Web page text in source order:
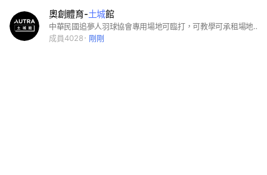
奧創體育-土城館
中華民國追夢人羽球協會專用場地可臨打，可教學可承租場地。羽球場地有11面比賽視野佳。
成員4028
剛剛